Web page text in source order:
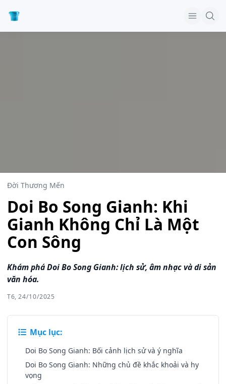
Đời Thương Mến
Doi Bo Song Gianh: Khi
Gianh Không Chỉ Là Một
Con Sông
Khám phá Doi Bo Song Gianh: lịch sử, âm nhạc và di sản
văn hóa.
T6, 24/10/2025
Mục lục:
Doi Bo Song Gianh: Bối cảnh lịch sử và ý nghĩa
Doi Bo Song Gianh: Những chủ đề khắc khoải và hy
vọng